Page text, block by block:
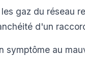
gaz du réseau
d'un
symptôme au